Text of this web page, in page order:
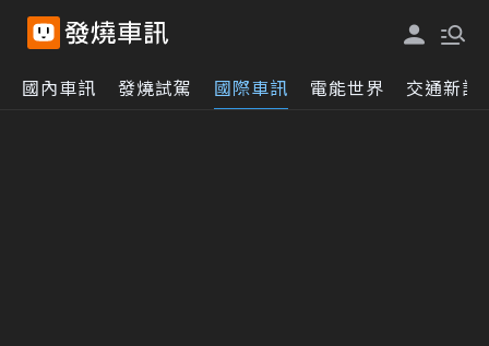
國內車訊 發燒試駕 國際車訊 電能世界 交通新訊